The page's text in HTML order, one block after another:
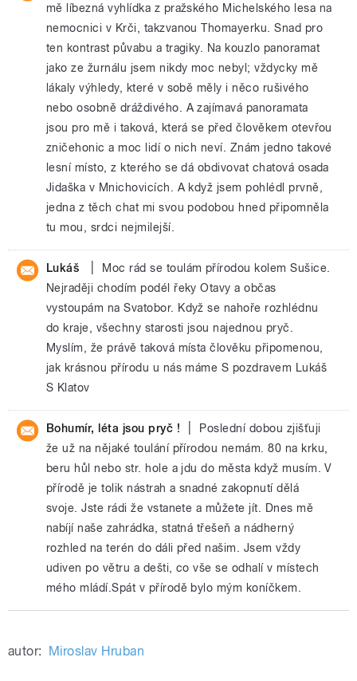
mě líbezná vyhlídka z pražského Michelského lesa na
nemocnici v Krči, takzvanou Thomayerku. Snad pro
ten kontrast půvabu a tragiky. Na kouzlo panoramat
jako ze žurnálu jsem nikdy moc nebyl; vždycky mě
lákaly výhledy, které v sobě měly i něco rušivého
nebo osobně dráždivého. A zajímavá panoramata
jsou pro mě i taková, která se před člověkem otevřou
zničehonic a moc lidí o nich neví. Znám jedno takové
lesní místo, z kterého se dá obdivovat chatová osada
Jidaška v Mnichovicích. A když jsem pohlédl prvně,
jedna z těch chat mi svou podobou hned připomněla
tu mou, srdci nejmilejší.
Lukáš
Moc rád se toulám přírodou kolem Sušice.
Nejraději chodím podél řeky Otavy a občas
vystoupám na Svatobor. Když se nahoře rozhlédnu
do kraje, všechny starosti jsou najednou pryč.
Myslím, že právě taková místa člověku připomenou,
jak krásnou přírodu u nás máme S pozdravem Lukáš
S Klatov
Bohumír, léta jsou pryč !
Poslední dobou zjišťuji
že už na nějaké toulání přírodou nemám. 80 na krku,
beru hůl nebo str. hole a jdu do města když musím. V
přírodě je tolik nástrah a snadné zakopnutí dělá
svoje. Jste rádi že vstanete a můžete jít. Dnes mě
nabíjí naše zahrádka, statná třešeň a nádherný
rozhled na terén do dáli před našim. Jsem vždy
udiven po větru a dešti, co vše se odhalí v místech
mého mládí.Spát v přírodě bylo mým koníčkem.
autor: Miroslav Hruban